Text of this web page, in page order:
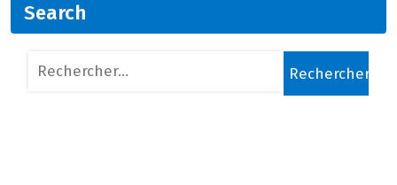
Search
Rechercher :